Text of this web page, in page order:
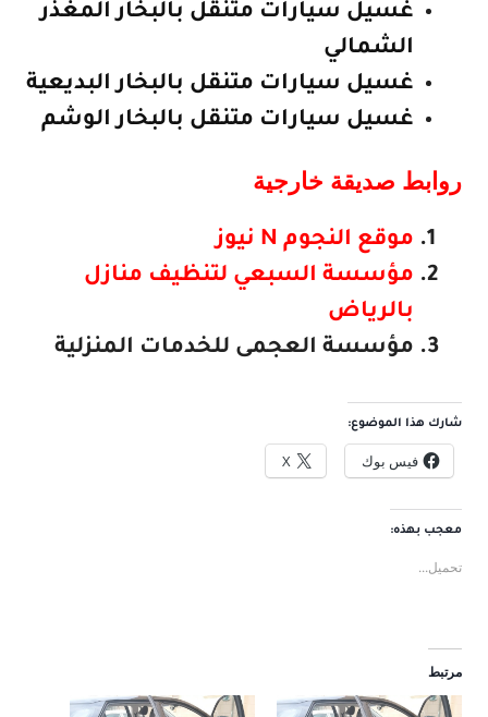
غسيل سيارات متنقل بالبخار المغذر
الشمالي
غسيل سيارات متنقل بالبخار البديعية
غسيل سيارات متنقل بالبخار الوشم
روابط صديقة خارجية
موقع النجوم N نيوز
مؤسسة السبعي لتنظيف منازل
بالرياض
مؤسسة العجمى للخدمات المنزلية
شارك هذا الموضوع:
فيس بوك X
معجب بهذه:
تحميل...
مرتبط